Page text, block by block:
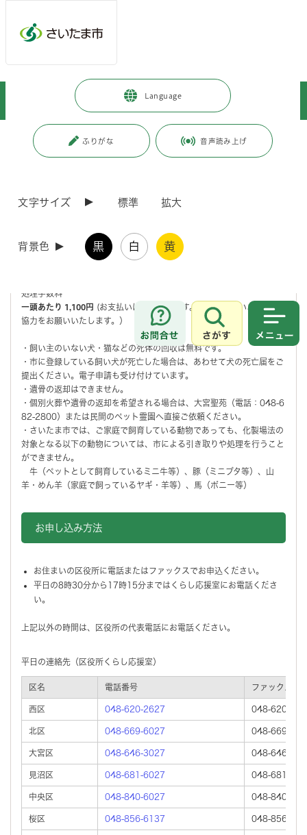
Language
ふりがな 音声読み上げ
文字サイズ 標準 拡大
背景色 黒 白 黄
お問合せ
さがす
暮らし・手続き > 上下水道・ごみ
家庭で出るごみ・し尿
犬、猫などの死体処理
更新日付：2026年7月9日 / ページ番号：C000004
ペットとして飼育されていた犬や猫などの小動物が死亡し、その死体の
また、道路上などで発見された飼い主のいない犬や猫などの死体につい
ても、区役所くらし応援室へお申し込みください。
処理手数料
一頭あたり 1,100円 (お支払いは 現金のみ
です。お釣りのないよう、ご
協力をお願いいたします。）
・飼い主のいない犬・猫などの死体の回収は無料です。
・市に登録している飼い犬が死亡した場合は、あわせて犬の死亡届をご
提出ください。電子申請も受け付けています。
・遺骨の返却はできません。
・個別火葬や遺骨の返却を希望される場合は、大宮聖苑（電話：048-6
82-2800）または民間のペット霊園へ直接ご依頼ください。
・さいたま市では、ご家庭で飼育している動物であっても、化製場法の
対象となる以下の動物については、市による引き取りや処理を行うこと
ができません。
牛（ペットとして飼育しているミニ牛等）、豚（ミニブタ等）、山
羊・めん羊（家庭で飼っているヤギ・羊等）、馬（ポニー等）
お申し込み方法
お住まいの区役所に電話またはファックスでお申込ください。
平日の8時30分から17時15分まではくらし応援室にお電話くださ
い。
上記以外の時間は、区役所の代表電話にお電話ください。
平日の連絡先（区役所くらし応援室）
区名 電話番号 ファックス
西区 048-620-2627 048-620-
北区 048-669-6027 048-669-
大宮区 048-646-3027 048-646-
見沼区 048-681-6027 048-681-
中央区 048-840-6027 048-840-
桜区 048-856-6137 048-856-